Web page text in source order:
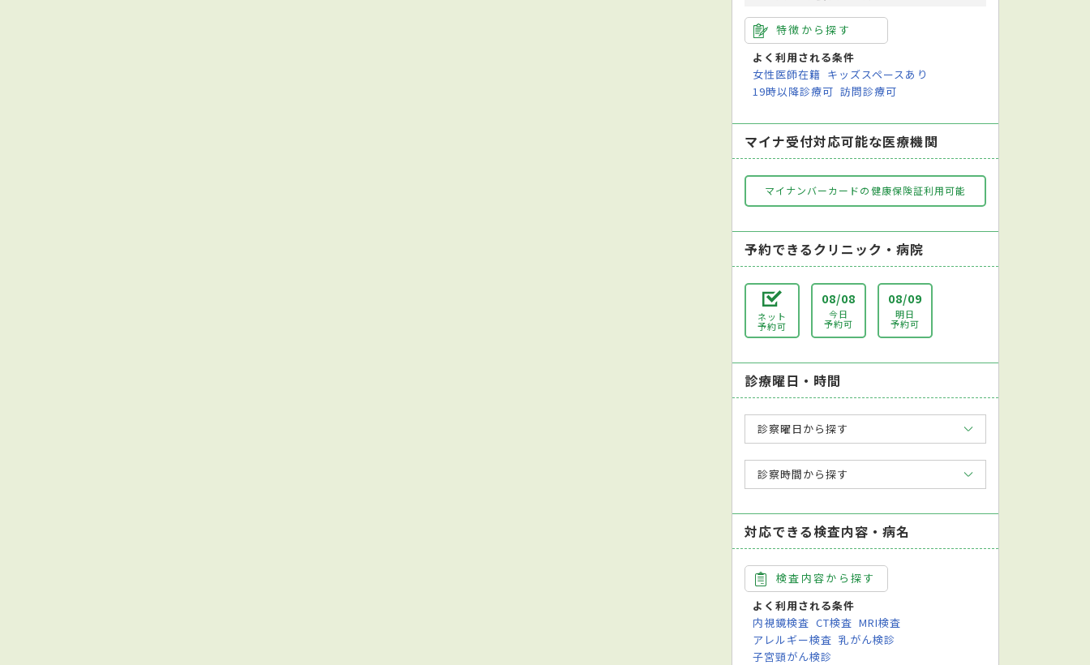
特徴から探す
よく利用される条件
女性医師在籍 キッズスペースあり
19時以降診療可 訪問診療可
マイナ受付対応可能な医療機関
マイナンバーカードの健康保険証利用可能
予約できるクリニック・病院
ネット
予約可
08/08
今日
予約可
08/09
明日
予約可
診療曜日・時間
診察曜日から探す
診察時間から探す
対応できる検査内容・病名
検査内容から探す
よく利用される条件
内視鏡検査 CT検査 MRI検査
アレルギー検査 乳がん検診
子宮頸がん検診